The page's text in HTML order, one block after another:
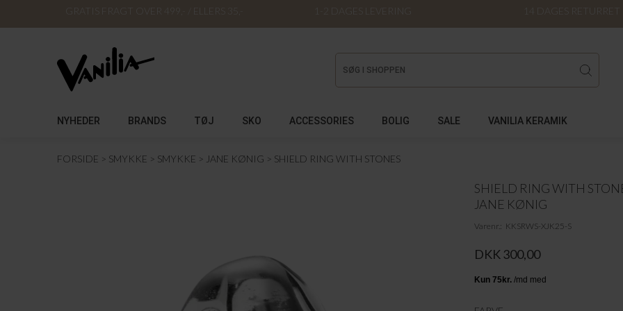
GRATIS FRAGT OVER 499,- / ELLERS 35,- 1-2 DAGES LEVERING 14 DAGES RETURRET
NYHEDER BRANDS TØJ SKO ACCESSORIES BOLIG SALE VANILIA KERAMIK
FORSIDE SMYKKE SMYKKE JANE KØNIG SHIELD RING WITH STONES
SHIELD RING WITH
JANE KØNIG
Varenr. KKSRWS-XJK25-S
DKK 300,00